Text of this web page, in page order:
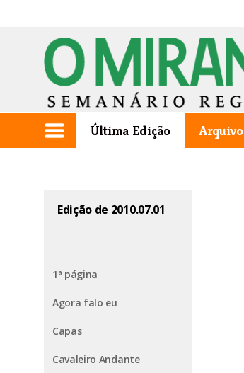
Última Edição Arquivo
Edição de 2010.07.01
1ª página
Agora falo eu
Capas
Cavaleiro Andante